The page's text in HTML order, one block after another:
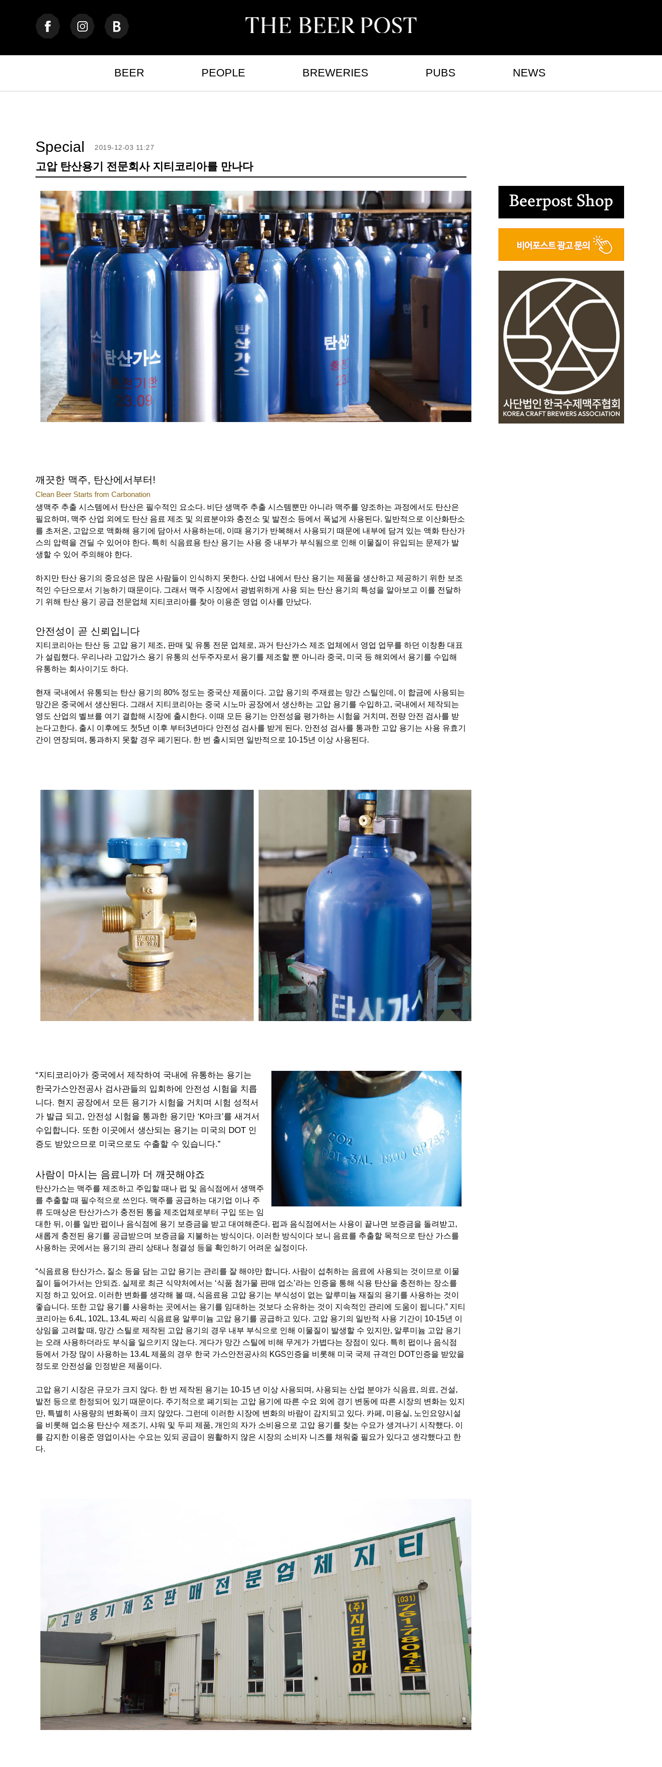
BEER PEOPLE BREWERIES PUBS NEWS
Special
고압 탄산용기 전문회사 지티코리아를 만나다
2019-12-03 11:27
깨끗한 맥주, 탄산에서부터!
Clean Beer Starts from Carbonation
생맥주 추출 시스템에서 탄산은 필수적인 요소다. 비단 생맥주 추출 시스템뿐만 아니라 맥주를 양조하는 과정에서도 탄산은
필요하며, 맥주 산업 외에도 탄산 음료 제조 및 의료분야와 충전소 및 발전소 등에서 폭넓게 사용된다. 일반적으로 이산화탄소
를 초저온, 고압으로 액화해 용기에 담아서 사용하는데, 이때 용기가 반복해서 사용되기 때문에 내부에 담겨 있는 액화 탄산가
스의 압력을 견딜 수 있어야 한다. 특히 식음료용 탄산 용기는 사용 중 내부가 부식됨으로 인해 이물질이 유입되는 문제가 발
생할 수 있어 주의해야 한다.
하지만 탄산 용기의 중요성은 많은 사람들이 인식하지 못한다. 산업 내에서 탄산 용기는 제품을 생산하고 제공하기 위한 보조
적인 수단으로서 기능하기 때문이다. 그래서 맥주 시장에서 광범위하게 사용 되는 탄산 용기의 특성을 알아보고 이를 전달하
기 위해 탄산 용기 공급 전문업체 지티코리아를 찾아 이용준 영업 이사를 만났다.
안전성이 곧 신뢰입니다
지티코리아는 탄산 등 고압 용기 제조, 판매 및 유통 전문 업체로, 과거 탄산가스 제조 업체에서 영업 업무를 하던 이창환 대표
가 설립했다. 우리나라 고압가스 용기 유통의 선두주자로서 용기를 제조할 뿐 아니라 중국, 미국 등 해외에서 용기를 수입해
유통하는 회사이기도 하다.
현재 국내에서 유통되는 탄산 용기의 80% 정도는 중국산 제품이다. 고압 용기의 주재료는 망간 스틸인데, 이 합금에 사용되는
망간은 중국에서 생산된다. 그래서 지티코리아는 중국 시노마 공장에서 생산하는 고압 용기를 수입하고, 국내에서 제작되는
영도 산업의 벨브를 여기 결합해 시장에 출시한다. 이때 모든 용기는 안전성을 평가하는 시험을 거치며, 전량 안전 검사를 받
는다고한다. 출시 이후에도 첫5년 이후 부터3년마다 안전성 검사를 받게 된다. 안전성 검사를 통과한 고압 용기는 사용 유효기
간이 연장되며, 통과하지 못할 경우 폐기된다. 한 번 출시되면 일반적으로 10-15년 이상 사용된다.
“지티코리아가 중국에서 제작하여 국내에 유통하는 용기는
한국가스안전공사 검사관들의 입회하에 안전성 시험을 치릅
니다. 현지 공장에서 모든 용기가 시험을 거치며 시험 성적서
가 발급 되고, 안전성 시험을 통과한 용기만 ‘K마크’를 새겨서
수입합니다. 또한 이곳에서 생산되는 용기는 미국의 DOT 인
증도 받았으므로 미국으로도 수출할 수 있습니다.”
사람이 마시는 음료니까 더 깨끗해야죠
탄산가스는 맥주를 제조하고 주입할 때나 펍 및 음식점에서 생맥주
를 추출할 때 필수적으로 쓰인다. 맥주를 공급하는 대기업 이나 주
류 도매상은 탄산가스가 충전된 통을 제조업체로부터 구입 또는 임
대한 뒤, 이를 일반 펍이나 음식점에 용기 보증금을 받고 대여해준다. 펍과 음식점에서는 사용이 끝나면 보증금을 돌려받고,
새롭게 충전된 용기를 공급받으며 보증금을 지불하는 방식이다. 이러한 방식이다 보니 음료를 추출할 목적으로 탄산 가스를
사용하는 곳에서는 용기의 관리 상태나 청결성 등을 확인하기 어려운 실정이다.
“식음료용 탄산가스, 질소 등을 담는 고압 용기는 관리를 잘 해야만 합니다. 사람이 섭취하는 음료에 사용되는 것이므로 이물
질이 들어가서는 안되죠. 실제로 최근 식약처에서는 ‘식품 첨가물 판매 업소’라는 인증을 통해 식용 탄산을 충전하는 장소를
지정 하고 있어요. 이러한 변화를 생각해 볼 때, 식음료용 고압 용기는 부식성이 없는 알루미늄 재질의 용기를 사용하는 것이
좋습니다. 또한 고압 용기를 사용하는 곳에서는 용기를 임대하는 것보다 소유하는 것이 지속적인 관리에 도움이 됩니다.” 지티
코리아는 6.4L, 102L, 13.4L 짜리 식음료용 알루미늄 고압 용기를 공급하고 있다. 고압 용기의 일반적 사용 기간이 10-15년 이
상임을 고려할 때, 망간 스틸로 제작된 고압 용기의 경우 내부 부식으로 인해 이물질이 발생할 수 있지만, 알루미늄 고압 용기
는 오래 사용하더라도 부식을 일으키지 않는다. 게다가 망간 스틸에 비해 무게가 가볍다는 장점이 있다. 특히 펍이나 음식점
등에서 가장 많이 사용하는 13.4L 제품의 경우 한국 가스안전공사의 KGS인증을 비롯해 미국 국제 규격인 DOT인증을 받았을
정도로 안전성을 인정받은 제품이다.
고압 용기 시장은 규모가 크지 않다. 한 번 제작된 용기는 10-15 년 이상 사용되며, 사용되는 산업 분야가 식음료, 의료, 건설,
발전 등으로 한정되어 있기 때문이다. 주기적으로 폐기되는 고압 용기에 따른 수요 외에 경기 변동에 따른 시장의 변화는 있지
만, 특별히 사용량의 변화폭이 크지 않았다. 그런데 이러한 시장에 변화의 바람이 감지되고 있다. 카페, 미용실, 노인요양시설
을 비롯해 업소용 탄산수 제조기, 샤워 및 두피 제품, 개인의 자가 소비용으로 고압 용기를 찾는 수요가 생겨나기 시작했다. 이
를 감지한 이용준 영업이사는 수요는 있되 공급이 원활하지 않은 시장의 소비자 니즈를 채워줄 필요가 있다고 생각했다고 한
다.